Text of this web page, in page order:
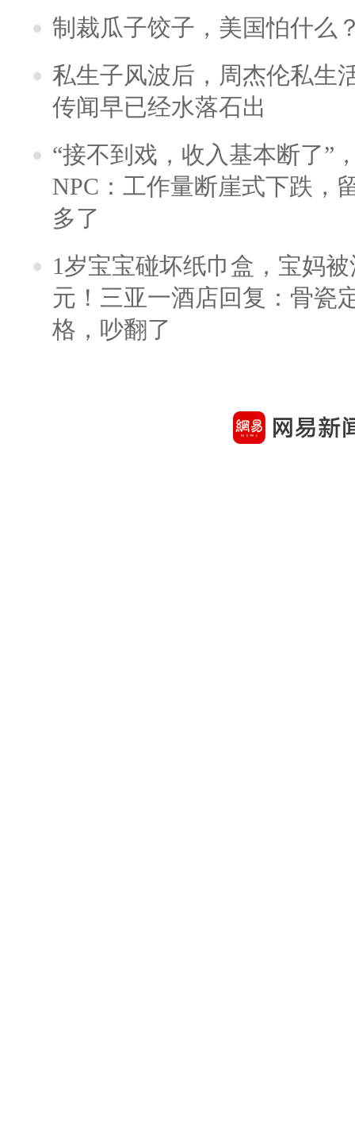
制裁瓜子饺子，美国怕什么
私生子风波后，周杰伦私生
传闻早已经水落石出
“接不到戏，收入基本断了”
NPC：工作量断崖式下跌，
多了
1岁宝宝碰坏纸巾盒，宝妈
元！三亚一酒店回复：骨瓷
格，吵翻了